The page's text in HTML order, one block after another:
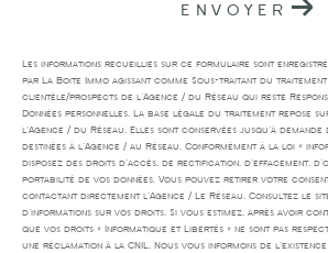
ENVOYER
Les informations recueillies sur ce formulaire sont
par La Boite Immo agissant comme Sous-traitant du
clientèle/prospects de l'Agence / du Réseau qui reste
Données personnelles. La base légale du traitement repose
l'Agence / du Réseau. Elles sont conservées jusqu'à demande
destinées à l'Agence / au Réseau. Conformément à la loi «
disposez des droits d’accès, de rectification, d’effacement,
portabilité de vos données. Vous pouvez retirer votre
contactant directement l’Agence / Le Réseau. Consultez le
d’informations sur vos droits. Si vous estimez, après avoir
que vos droits « Informatique et Libertés » ne sont pas
une réclamation à la CNIL. Nous vous informons de